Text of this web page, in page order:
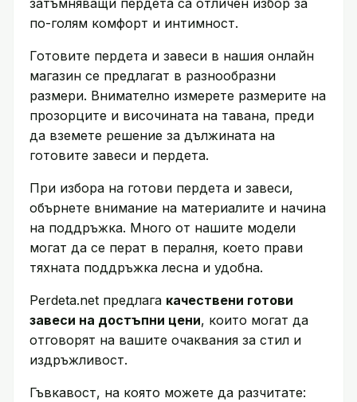
затъмняващи пердета са отличен избор за
по-голям комфорт и интимност.
Готовите пердета и завеси в нашия онлайн
магазин се предлагат в разнообразни
размери. Внимателно измерете размерите на
прозорците и височината на тавана, преди
да вземете решение за дължината на
готовите завеси и пердета.
При избора на готови пердета и завеси,
обърнете внимание на материалите и начина
на поддръжка. Много от нашите модели
могат да се перат в пералня, което прави
тяхната поддръжка лесна и удобна.
Perdeta.net предлага качествени готови
завеси на достъпни цени, които могат да
отговорят на вашите очаквания за стил и
издръжливост.
Гъвкавост, на която можете да разчитате: